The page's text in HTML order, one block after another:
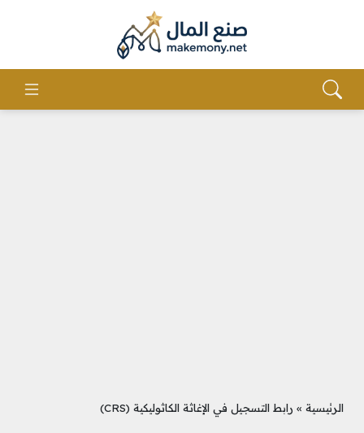
الرئيسية » رابط التسجيل في الإغاثة الكاثوليكية (CRS)